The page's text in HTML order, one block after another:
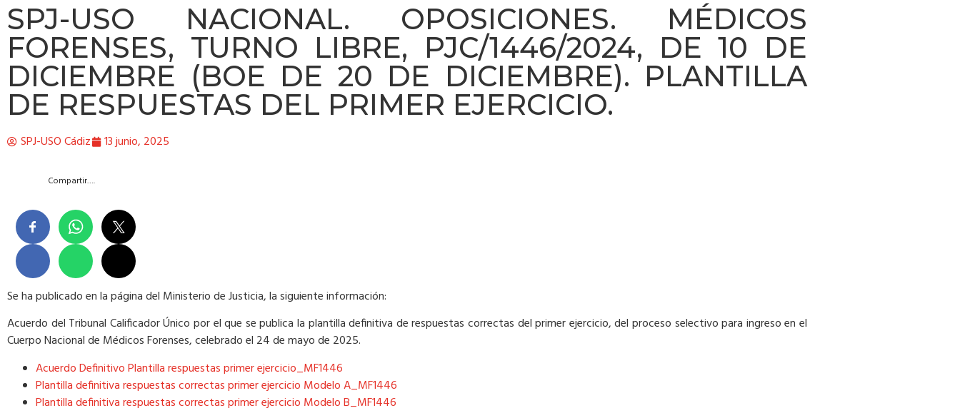
SPJ-USO NACIONAL. OPOSICIONES. MÉDICOS
FORENSES, TURNO LIBRE, PJC/1446/2024, DE 10 DE
DICIEMBRE (BOE DE 20 DE DICIEMBRE). PLANTILLA
DE RESPUESTAS DEL PRIMER EJERCICIO.
SPJ-USO Cádiz 13 junio, 2025
Compartir….
Se ha publicado en la página del Ministerio de Justicia, la siguiente información:
Acuerdo del Tribunal Calificador Único por el que se publica la plantilla definitiva de respuestas correctas del primer ejercicio, del proceso selectivo para ingreso en el
Cuerpo Nacional de Médicos Forenses, celebrado el 24 de mayo de 2025.
Acuerdo Definitivo Plantilla respuestas primer ejercicio_MF1446
Plantilla definitiva respuestas correctas primer ejercicio Modelo A_MF1446
Plantilla definitiva respuestas correctas primer ejercicio Modelo B_MF1446